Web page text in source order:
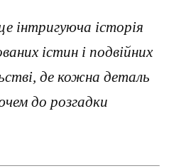
інтригуюча історія
істин і подвійних
де кожна деталь
до розгадки